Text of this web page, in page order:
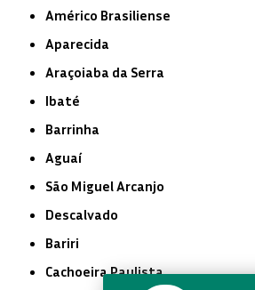
Américo Brasiliense
Aparecida
Araçoiaba da Serra
Ibaté
Barrinha
Aguaí
São Miguel Arcanjo
Descalvado
Bariri
Cachoeira Paulista